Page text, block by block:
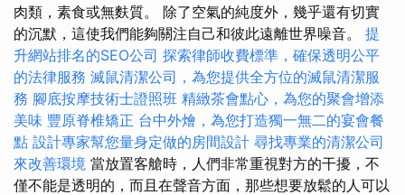
肉類，素食或無麩質。 除了空氣的純度外，幾乎還有切實
的沉默，這使我們能夠關注自己和彼此遠離世界噪音。 提
升網站排名的SEO公司 探索律師收費標準，確保透明公平
的法律服務 滅鼠清潔公司，為您提供全方位的滅鼠清潔服
務 腳底按摩技術士證照班 精緻茶會點心，為您的聚會增添
美味 豐原脊椎矯正 台中外燴，為您打造獨一無二的宴會餐
點 設計專家幫您量身定做的房間設計 尋找專業的清潔公司
來改善環境 當放置客艙時，人們非常重視對方的干擾，不
僅不能是透明的，而且在聲音方面，那些想要放鬆的人可以